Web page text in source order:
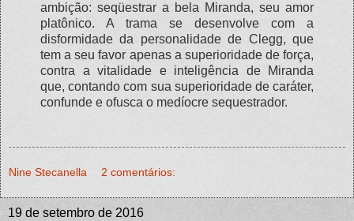
ambição: seqüestrar a bela Miranda, seu amor
platônico. A trama se desenvolve com a
disformidade da personalidade de Clegg, que
tem a seu favor apenas a superioridade de força,
contra a vitalidade e inteligência de Miranda
que, contando com sua superioridade de caráter,
confunde e ofusca o medíocre sequestrador.
Nine Stecanella 2 comentários:
19 de setembro de 2016